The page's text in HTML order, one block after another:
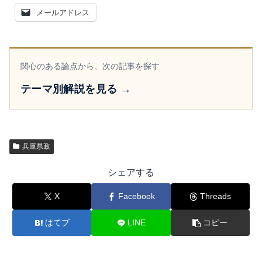
メールアドレス
関心のある論点から、次の記事を探す
テーマ別解説を見る →
兵庫県政
シェアする
X Facebook Threads
はてブ LINE コピー